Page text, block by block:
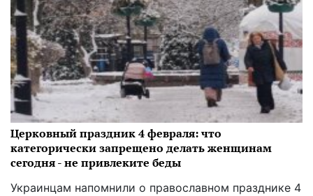
Церковный праздник 4 февраля: что
категорически запрещено делать женщинам
сегодня - не привлеките беды
Украинцам напомнили о православном празднике 4